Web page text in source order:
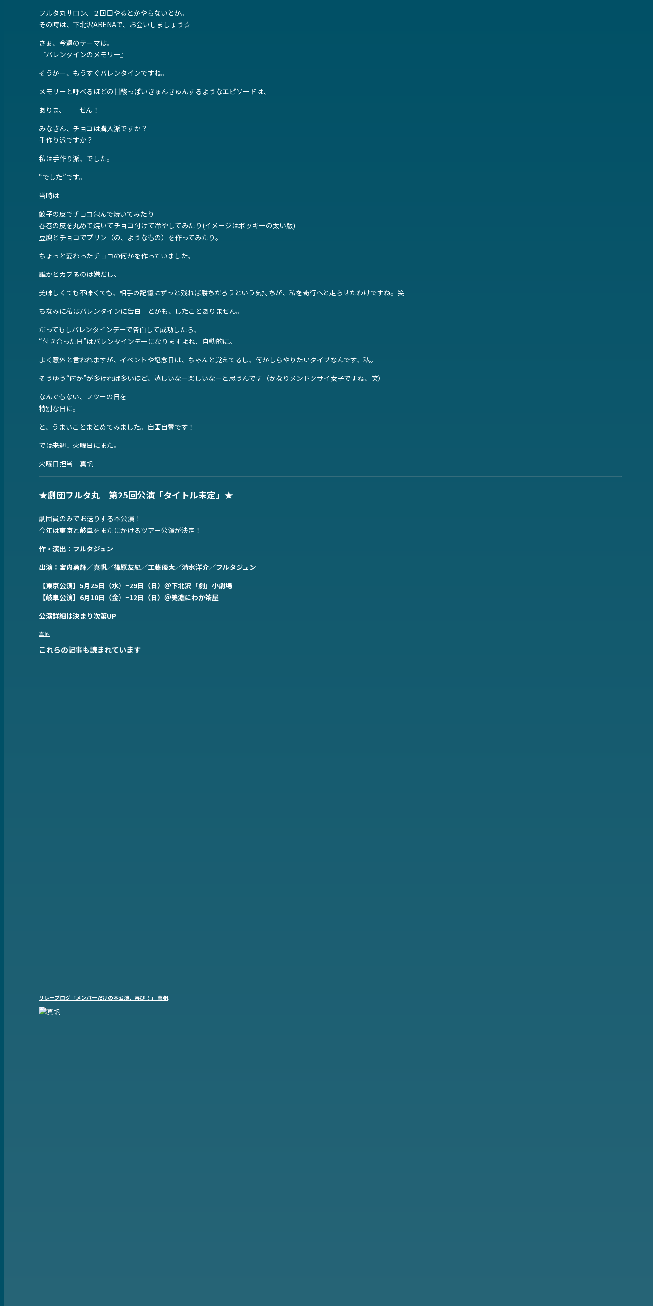
フルタ丸サロン、２回目やるとかやらないとか。
その時は、下北沢ARENAで、お会いしましょう☆
さぁ、今週のテーマは。
『バレンタインのメモリー』
そうかー、もうすぐバレンタインですね。
メモリーと呼べるほどの甘酸っぱいきゅんきゅんするようなエピソードは、
ありま、 せん！
みなさん、チョコは購入派ですか？
手作り派ですか？
私は手作り派、でした。
“でした”です。
当時は
餃子の皮でチョコ包んで焼いてみたり
春巻の皮を丸めて焼いてチョコ付けて冷やしてみたり(イメージはポッキーの太い版)
豆腐とチョコでプリン（の、ようなもの）を作ってみたり。
ちょっと変わったチョコの何かを作っていました。
誰かとカブるのは嫌だし、
美味しくても不味くても、相手の記憶にずっと残れば勝ちだろうという気持ちが、私を奇行へと走らせたわけですね。笑
ちなみに私はバレンタインに告白 とかも、したことありません。
だってもしバレンタインデーで告白して成功したら、
“付き合った日”はバレンタインデーになりますよね、自動的に。
よく意外と言われますが、イベントや記念日は、ちゃんと覚えてるし、何かしらやりたいタイプなんです、私。
そうゆう“何か”が多ければ多いほど、嬉しいなー楽しいなーと思うんです（かなりメンドクサイ女子ですね、笑）
なんでもない、フツーの日を
特別な日に。
と、うまいことまとめてみました。自画自賛です！
では来週、火曜日にまた。
火曜日担当 真帆
★劇団フルタ丸 第25回公演「タイトル未定」★
劇団員のみでお送りする本公演！
今年は東京と岐阜をまたにかけるツアー公演が決定！
作・演出：フルタジュン
出演：宮内勇輝／真帆／篠原友紀／工藤優太／清水洋介／フルタジュン
【東京公演】5月25日（水）~29日（日）＠下北沢「劇」小劇場
【岐阜公演】6月10日（金）~12日（日）＠美濃にわか茶屋
公演詳細は決まり次第UP
真帆
これらの記事も読まれています
リレーブログ「メンバーだけの本公演、再び！」 真帆